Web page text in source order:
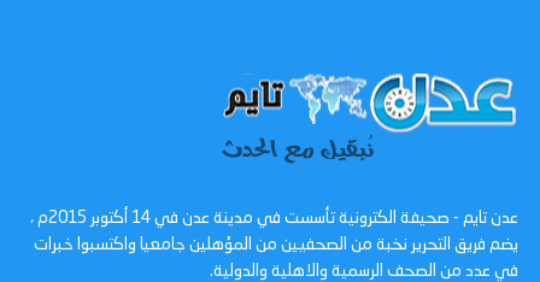
عدن تايم - صحيفة الكترونية تأسست في مدينة عدن في 14 أكتوبر 2015م ،
يضم فريق التحرير نخبة من الصحفيين من المؤهلين جامعيا واكتسبوا خبرات
في عدد من الصحف الرسمية والاهلية والدولية.